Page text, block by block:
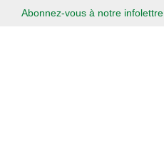
Abonnez-vous à notre infolettre